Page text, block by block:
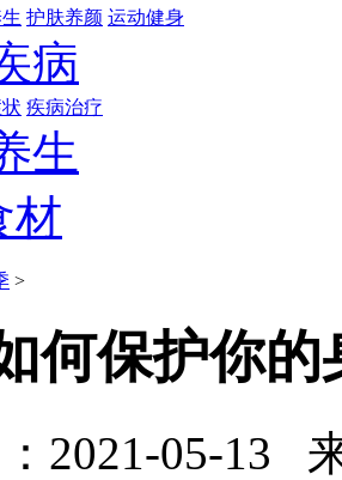
护肤养颜 运动健身
病
疾病治疗
生
材
>
何保护你
：2021-05-13